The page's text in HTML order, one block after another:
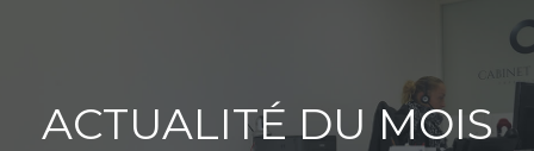
ACTUALITÉ DU MOIS